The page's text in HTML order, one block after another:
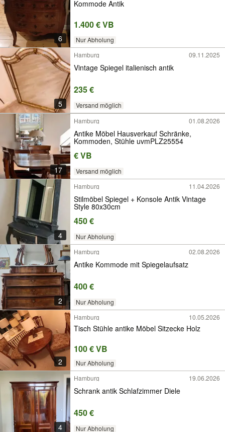
6
Kommode Antik
1.400 € VB
Nur Abholung
5
Hamburg 09.11.2025
Vintage Spiegel italienisch antik
235 €
Versand möglich
17
Hamburg 01.08.2026
Antike Möbel Hausverkauf Schränke,
Kommoden, Stühle uvmPLZ25554
€ VB
Versand möglich
4
Hamburg 11.04.2026
Stilmöbel Spiegel + Konsole Antik Vintage
Style 80x30cm
450 €
Nur Abholung
2
Hamburg 02.08.2026
Antike Kommode mit Spiegelaufsatz
400 €
Nur Abholung
2
Hamburg 10.05.2026
Tisch Stühle antike Möbel Sitzecke Holz
100 € VB
Nur Abholung
4
Hamburg 19.06.2026
Schrank antik Schlafzimmer Diele
450 €
Nur Abholung